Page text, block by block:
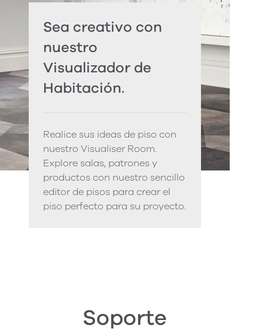
Sea creativo con
nuestro
Visualizador de
Habitación.
Realice sus ideas de piso con
nuestro Visualiser Room.
Explore salas, patrones y
productos con nuestro sencillo
editor de pisos para crear el
piso perfecto para su proyecto.
Soporte